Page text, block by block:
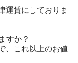
運賃にしておりま
すか？
、これ以上のお値